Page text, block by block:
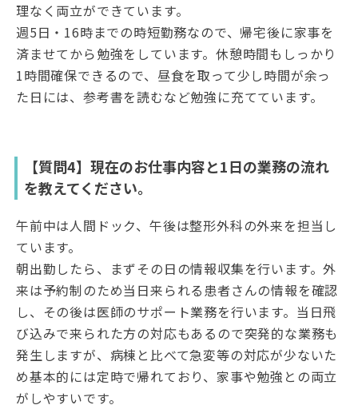
理なく両立ができています。
週5日・16時までの時短勤務なので、帰宅後に家事を
済ませてから勉強をしています。休憩時間もしっかり
1時間確保できるので、昼食を取って少し時間が余っ
た日には、参考書を読むなど勉強に充てています。
【質問4】現在のお仕事内容と1日の業務の流れ
を教えてください。
午前中は人間ドック、午後は整形外科の外来を担当し
ています。
朝出勤したら、まずその日の情報収集を行います。外
来は予約制のため当日来られる患者さんの情報を確認
し、その後は医師のサポート業務を行います。当日飛
び込みで来られた方の対応もあるので突発的な業務も
発生しますが、病棟と比べて急変等の対応が少ないた
め基本的には定時で帰れており、家事や勉強との両立
がしやすいです。